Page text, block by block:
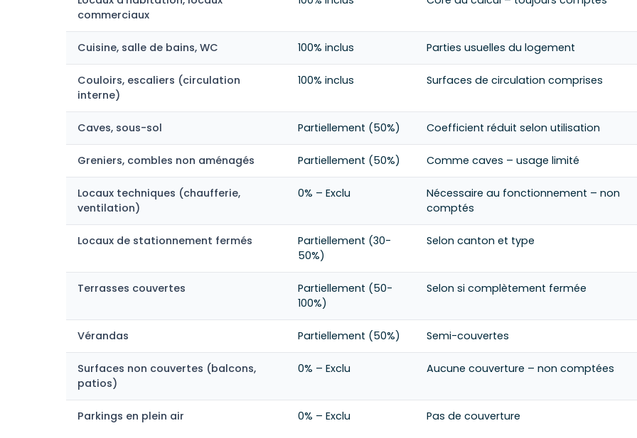
commerciaux
Cuisine, salle de bains, WC 100% inclus Parties usuelles du logement
Couloirs, escaliers (circulation
interne)
100% inclus Surfaces de circulation comprises
Caves, sous-sol Partiellement (50%) Coefficient réduit selon utilisation
Greniers, combles non aménagés Partiellement (50%) Comme caves – usage limité
Locaux techniques (chaufferie,
ventilation)
0% – Exclu
Nécessaire au fonctionnement – non
comptés
Locaux de stationnement fermés
Partiellement (30-
50%)
Selon canton et type
Terrasses couvertes
Partiellement (50-
100%)
Selon si complètement fermée
Vérandas Partiellement (50%) Semi-couvertes
Surfaces non couvertes (balcons,
patios)
0% – Exclu Aucune couverture – non comptées
Parkings en plein air 0% – Exclu Pas de couverture